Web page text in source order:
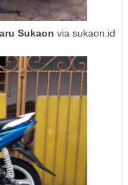
Sukaon via sukaon.id